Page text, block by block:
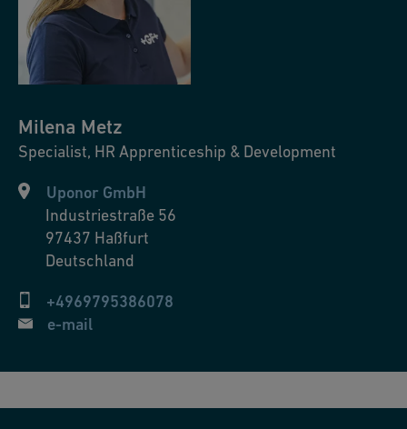
Milena Metz
Specialist, HR Apprenticeship & Development
Uponor GmbH
Industriestraße 56
97437 Haßfurt
Deutschland
+4969795386078
e-mail